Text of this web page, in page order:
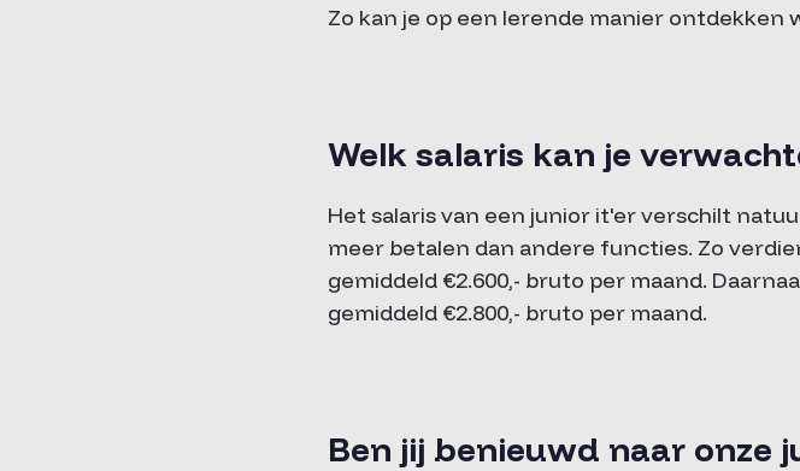
Zo kan je op een lerende manier ontdekken
Welk salaris kan je
Het salaris van een junior it'er verschilt
meer betalen dan andere functies. Zo
gemiddeld €2.600,- bruto per maand.
gemiddeld €2.800,- bruto per maand.
Ben jij benieuwd naar onze